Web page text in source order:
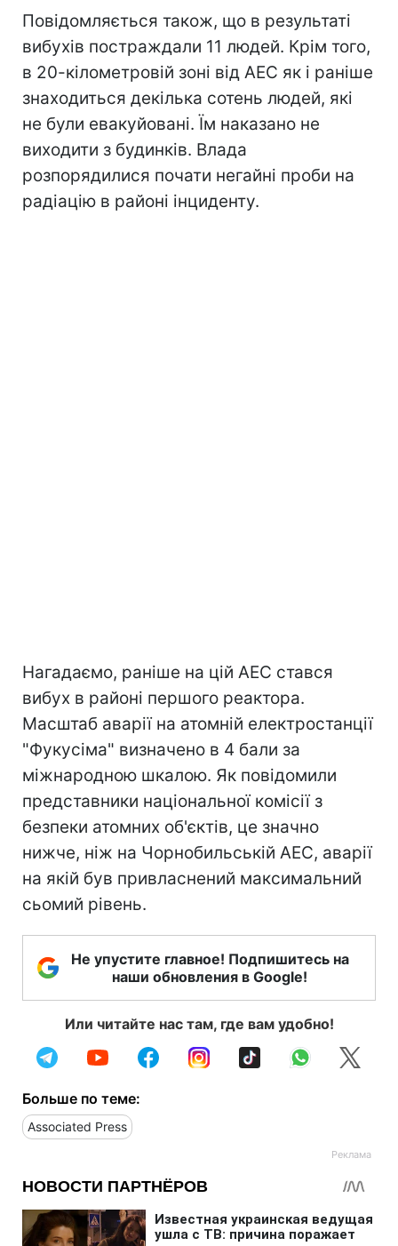
Повідомляється також, що в результаті
вибухів постраждали 11 людей. Крім того,
в 20-кілометровій зоні від АЕС як і раніше
знаходиться декілька сотень людей, які
не були евакуйовані. Їм наказано не
виходити з будинків. Влада
розпорядилися почати негайні проби на
радіацію в районі інциденту.
Нагадаємо, раніше на цій АЕС стався
вибух в районі першого реактора.
Масштаб аварії на атомній електростанції
"Фукусіма" визначено в 4 бали за
міжнародною шкалою. Як повідомили
представники національної комісії з
безпеки атомних об'єктів, це значно
нижче, ніж на Чорнобильській АЕС, аварії
на якій був привласнений максимальний
сьомий рівень.
Не упустите главное! Подпишитесь на
наши обновления в Google!
Или читайте нас там, где вам удобно!
Больше по теме:
Associated Press